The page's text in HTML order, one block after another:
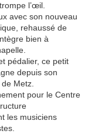
l’œil.
avec son nouveau
rehaussé de
bien à
pédalier, ce petit
depuis son
Metz.
pour le Centre
les musiciens